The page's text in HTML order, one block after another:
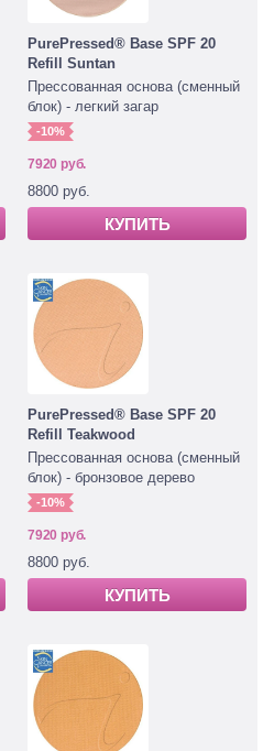
PurePressed® Base SPF 20
Refill Suntan
Прессованная основа (сменный
блок) - легкий загар
-10%
7920 руб.
8800 руб.
КУПИТЬ
PurePressed® Base SPF 20
Refill Teakwood
Прессованная основа (сменный
блок) - бронзовое дерево
-10%
7920 руб.
8800 руб.
КУПИТЬ